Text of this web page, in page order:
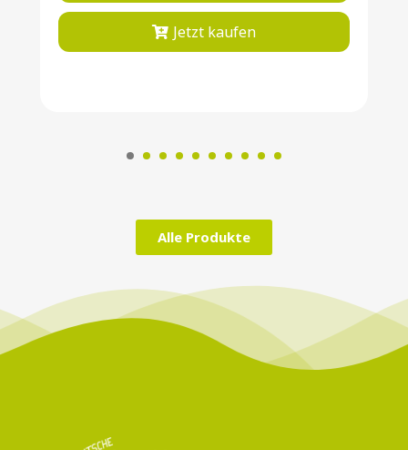
Jetzt kaufen
Alle Produkte